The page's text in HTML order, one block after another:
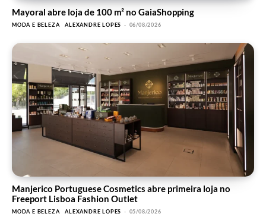
Mayoral abre loja de 100 m² no GaiaShopping
MODA E BELEZA ALEXANDRE LOPES - 06/08/2026
Manjerico Portuguese Cosmetics abre primeira loja no
Freeport Lisboa Fashion Outlet
MODA E BELEZA ALEXANDRE LOPES - 05/08/2026